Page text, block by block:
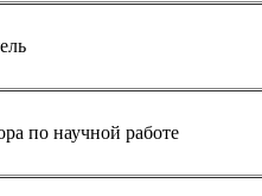
по научной работе